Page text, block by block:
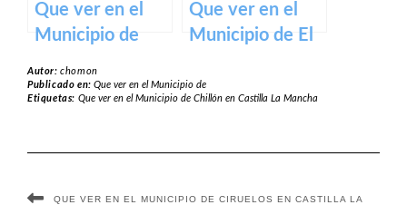
Que ver en el
Municipio de
Castilla La
Que ver en el
Municipio de El
Castilla La
Autor:chomon
Publicado en:Que ver en el Municipio de
Etiquetas: Que ver en el Municipio de Chillón en Castilla La Mancha
QUE VER EN EL MUNICIPIO DE CIRUELOS EN CASTILLA LA